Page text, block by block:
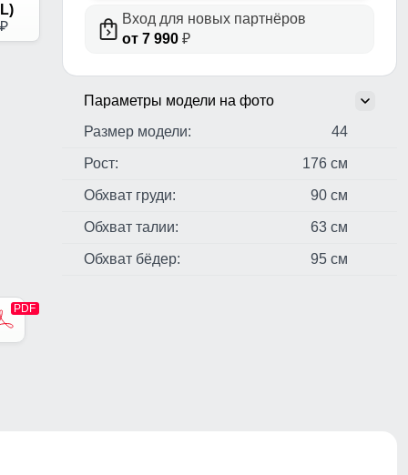
p
Вход для новых партнёров
от 7 990 ₽
Параметры модели на фото
Размер модели:
44
Рост: 176 см
Обхват груди: 90 см
Обхват талии: 63 см
Обхват бёдер: 95 см